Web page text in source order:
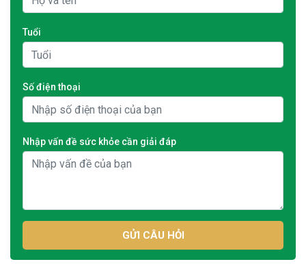
Tuổi
Số điện thoại
Nhập vấn đề sức khỏe cần giải đáp
GỬI CÂU HỎI